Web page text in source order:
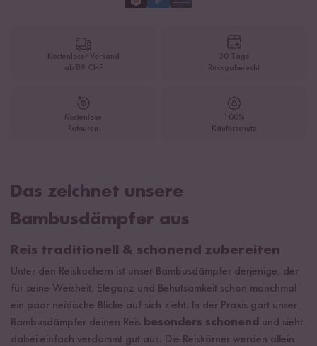
Kostenloser Versand
ab 89 CHF
30 Tage
Rückgaberecht
Kostenlose
Retouren
100%
Käuferschutz
Das zeichnet unsere
Bambusdämpfer aus
Reis traditionell & schonend zubereiten
Unter den Reiskochern ist unser Bambusdämpfer derjenige, der
für seine Weisheit, Eleganz und Behutsamkeit schon manchmal
ein paar neidische Blicke auf sich zieht. In der Praxis gart unser
Bambusdämpfer deinen Reis besonders schonend und sieht
dabei einfach verdammt gut aus. Die Reiskörner werden allein